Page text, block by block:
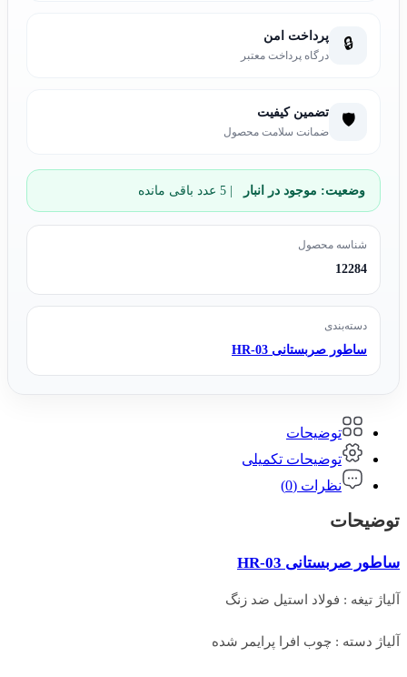
🔒 پرداخت امن
درگاه پرداخت معتبر
🛡️ تضمین کیفیت
ضمانت سلامت محصول
وضعیت: موجود در انبار
شناسه محصول
12284
دسته‌بندی
ساطور صربستانی HR-03
توضیحات
توضیحات تکمیلی
نظرات (0)
توضیحات
ساطور صربستانی HR-03
آلیاژ تیغه : فولاد استیل ضد زنگ
آلیاژ دسته : چوب افرا پرایمر شده